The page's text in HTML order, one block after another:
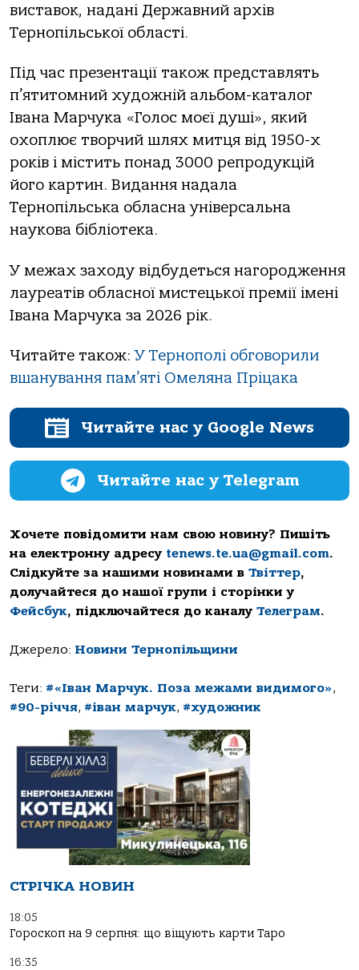
виставок, надані Державний архів
Тернопільської області.
Під час презентації також представлять
п’ятитомний художній альбом-каталог
Івана Марчука «Голос моєї душі», який
охоплює творчий шлях митця від 1950-х
років і містить понад 3000 репродукцій
його картин. Видання надала
Тернопільська обласна універсальна
наукова бібліотека.
У межах заходу відбудеться нагородження
лауреатів обласної мистецької премії імені
Івана Марчука за 2026 рік.
Читайте також:У Тернополі обговорили
вшанування пам’яті Омеляна Пріцака
Читайте нас у Google News
Читайте нас у Telegram
Хочете повідомити нам свою новину? Пишіть
на електронну адресу tenews.te.ua@gmail.com.
Слідкуйте за нашими новинами в Твіттер,
долучайтеся до нашої групи і сторінки у
Фейсбук, підключайтеся до каналу Телеграм.
Джерело: Новини Тернопільщини
Теги: #«Іван Марчук. Поза межами видимого»,
#90-річчя, #іван марчук, #художник
СТРІЧКА НОВИН
18:05
Гороскоп на 9 серпня: що віщують карти Таро
16:35